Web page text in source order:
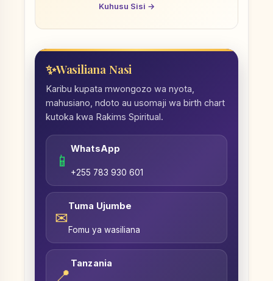
Kuhusu Sisi →
Wasiliana Nasi
Karibu kupata mwongozo wa nyota,
mahusiano, ndoto au usomaji wa birth chart
kutoka kwa Rakims Spiritual.
📱
WhatsApp
+255 783 930 601
✉
Tuma Ujumbe
Fomu ya wasiliana
📍
Tanzania